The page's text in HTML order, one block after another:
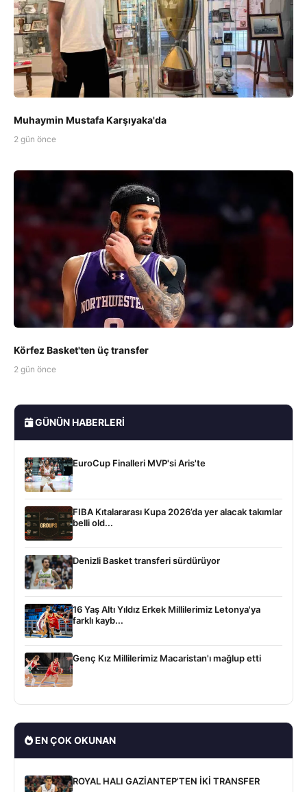
Muhaymin Mustafa Karşıyaka'da
2 gün önce
Körfez Basket'ten üç transfer
2 gün önce
GÜNÜN HABERLERI
EuroCup Finalleri MVP'si Aris'te
FIBA Kıtalararası Kupa 2026’da yer alacak takımlar
belli old...
Denizli Basket transferi sürdürüyor
16 Yaş Altı Yıldız Erkek Millilerimiz Letonya'ya
farklı kayb...
Genç Kız Millilerimiz Macaristan'ı mağlup etti
EN ÇOK OKUNAN
ROYAL HALI GAZİANTEP'TEN İKİ TRANSFER